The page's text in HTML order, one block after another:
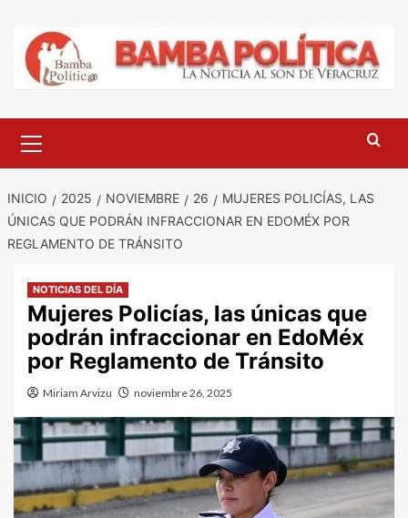
contenido
principal
INICIO 2025 NOVIEMBRE 26
MUJERES POLICÍAS, LAS
ÚNICAS QUE PODRÁN INFRACCIONAR EN EDOMÉX POR
REGLAMENTO DE TRÁNSITO
NOTICIAS DEL DÍA
Mujeres Policías, las únicas que
podrán infraccionar en EdoMéx
por Reglamento de Tránsito
Miriam Arvizu noviembre 26, 2025